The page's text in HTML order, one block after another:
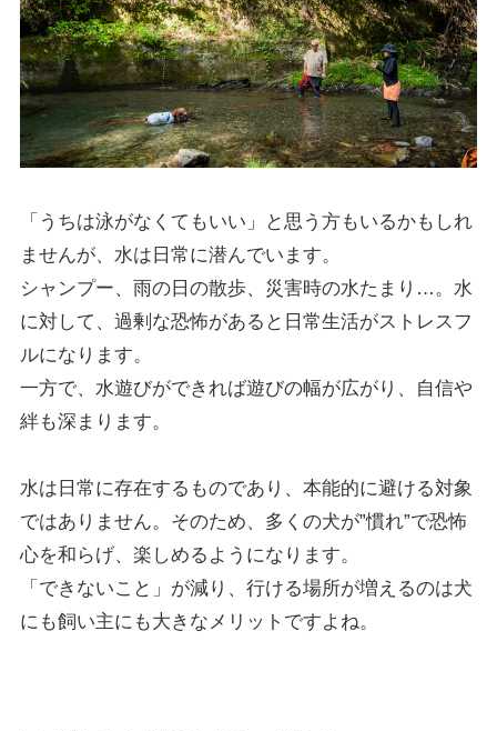
「うちは泳がなくてもいい」と思う方もいるかもしれ
ませんが、水は日常に潜んでいます。
シャンプー、雨の日の散歩、災害時の水たまり…。水
に対して、過剰な恐怖があると日常生活がストレスフ
ルになります。
一方で、水遊びができれば遊びの幅が広がり、自信や
絆も深まります。
水は日常に存在するものであり、本能的に避ける対象
ではありません。そのため、多くの犬が”慣れ”で恐怖
心を和らげ、楽しめるようになります。
「できないこと」が減り、行ける場所が増えるのは犬
にも飼い主にも大きなメリットですよね。